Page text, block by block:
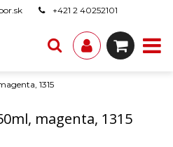
+421 2 40252101
1315
magenta, 1315